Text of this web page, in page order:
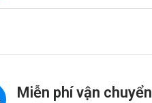
Miễn phí vận chuyển